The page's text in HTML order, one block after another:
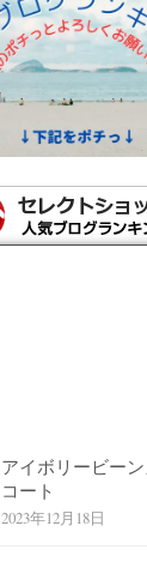
アイボリービー
コート
2023年12月18日